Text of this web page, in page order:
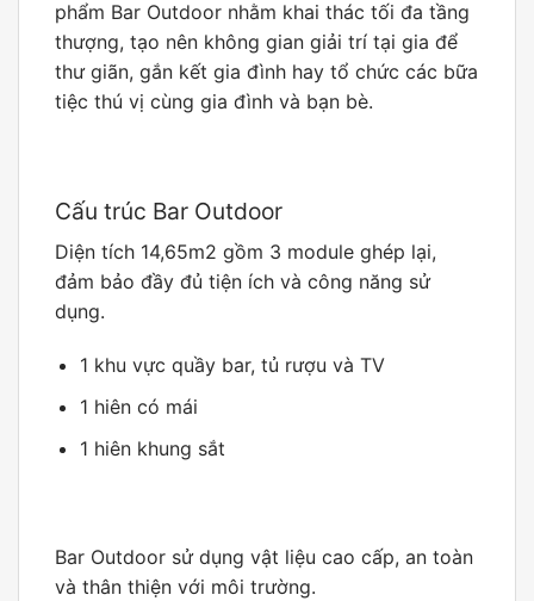
phẩm Bar Outdoor nhằm khai thác tối đa tầng
thượng, tạo nên không gian giải trí tại gia để
thư giãn, gắn kết gia đình hay tổ chức các bữa
tiệc thú vị cùng gia đình và bạn bè.
Cấu trúc Bar Outdoor
Diện tích 14,65m2 gồm 3 module ghép lại,
đảm bảo đầy đủ tiện ích và công năng sử
dụng.
1 khu vực quầy bar, tủ rượu và TV
1 hiên có mái
1 hiên khung sắt
Bar Outdoor sử dụng vật liệu cao cấp, an toàn
và thân thiện với môi trường.